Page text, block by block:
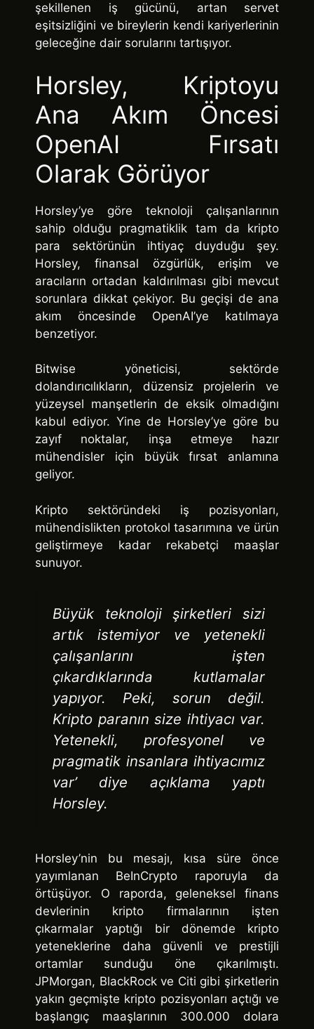
şekillenen iş gücünü, artan servet
eşitsizliğini ve bireylerin kendi kariyerlerinin
geleceğine dair sorularını tartışıyor.
Horsley, Kriptoyu
Ana Akım Öncesi
OpenAI Fırsatı
Olarak Görüyor
Horsley’ye göre teknoloji çalışanlarının
sahip olduğu pragmatiklik tam da kripto
para sektörünün ihtiyaç duyduğu şey.
Horsley, finansal özgürlük, erişim ve
aracıların ortadan kaldırılması gibi mevcut
sorunlara dikkat çekiyor. Bu geçişi de ana
akım öncesinde OpenAI’ye katılmaya
benzetiyor.
Bitwise yöneticisi, sektörde
dolandırıcılıkların, düzensiz projelerin ve
yüzeysel manşetlerin de eksik olmadığını
kabul ediyor. Yine de Horsley’ye göre bu
zayıf noktalar, inşa etmeye hazır
mühendisler için büyük fırsat anlamına
geliyor.
Kripto sektöründeki iş pozisyonları,
mühendislikten protokol tasarımına ve ürün
geliştirmeye kadar rekabetçi maaşlar
sunuyor.
Büyük teknoloji şirketleri sizi
artık istemiyor ve yetenekli
çalışanlarını işten
çıkardıklarında kutlamalar
yapıyor. Peki, sorun değil.
Kripto paranın size ihtiyacı var.
Yetenekli, profesyonel ve
pragmatik insanlara ihtiyacımız
var’ diye açıklama yaptı
Horsley.
Horsley’nin bu mesajı, kısa süre önce
yayımlanan BeInCrypto raporuyla da
örtüşüyor. O raporda, geleneksel finans
devlerinin kripto firmalarının işten
çıkarmalar yaptığı bir dönemde kripto
yeteneklerine daha güvenli ve prestijli
ortamlar sunduğu öne çıkarılmıştı.
JPMorgan, BlackRock ve Citi gibi şirketlerin
yakın geçmişte kripto pozisyonları açtığı ve
başlangıç maaşlarının 300.000 dolara